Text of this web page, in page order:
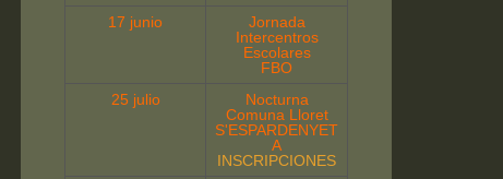
17 junio
Jornada
Intercentros
Escolares
FBO
25 julio
Nocturna
Comuna Lloret
S'ESPARDENYET
A
INSCRIPCIONES